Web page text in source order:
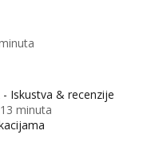
- Iskustva & recenzije
minuta